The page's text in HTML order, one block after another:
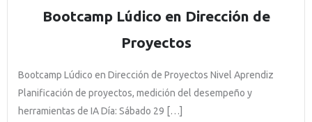
Bootcamp Lúdico en Dirección de
Proyectos
Bootcamp Lúdico en Dirección de Proyectos Nivel Aprendiz
Planificación de proyectos, medición del desempeño y
herramientas de IA Día: Sábado 29 […]